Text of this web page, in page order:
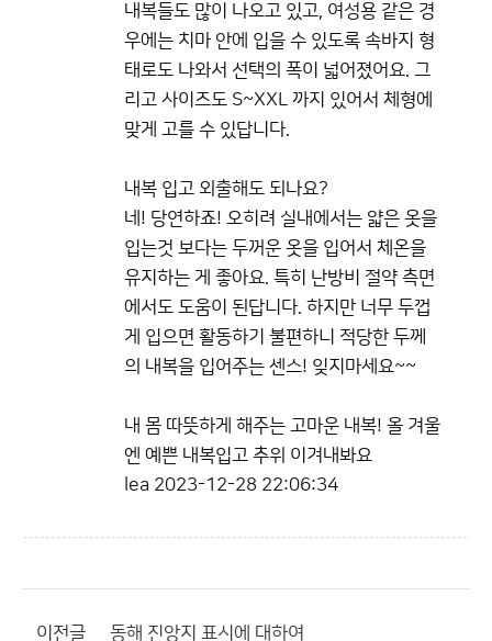
내복들도 많이 나오고 있고, 여성용 같은 경
우에는 치마 안에 입을 수 있도록 속바지 형
태로도 나와서 선택의 폭이 넓어졌어요. 그
리고 사이즈도 S~XXL 까지 있어서 체형에
맞게 고를 수 있답니다.
내복 입고 외출해도 되나요?
네! 당연하죠! 오히려 실내에서는 얇은 옷을
입는것 보다는 두꺼운 옷을 입어서 체온을
유지하는 게 좋아요. 특히 난방비 절약 측면
에서도 도움이 된답니다. 하지만 너무 두껍
게 입으면 활동하기 불편하니 적당한 두께
의 내복을 입어주는 센스! 잊지마세요~~
내 몸 따뜻하게 해주는 고마운 내복! 올 겨울
엔 예쁜 내복입고 추위 이겨내봐요
lea 2023-12-28 22:06:34
이전글 동해 진앙지 표시에 대하여